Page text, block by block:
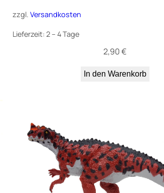
zzgl. Versandkosten
Lieferzeit: 2 – 4 Tage
2,90€
In den Warenkorb